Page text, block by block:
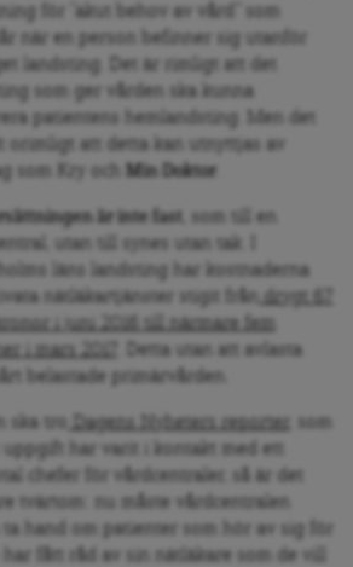
för ”akut behov av vård” som
när en person befinner sig utanför
landsting. Det är rimligt att det
som ger vården ska kunna
patientens hemlandsting. Men det
orimligt att detta kan utnyttjas av
som Kry och
Min Doktor
är inte fast
, som till en
utan till synes utan tak. I
läns landsting har kostnaderna
nätläkartjänster stigit från
drygt 67
i juni 2016 till närmare fem
i mars 2
. Detta utan att avlasta
belastade primärvården.
ska tro Dagens Nyheters reporter
har varit i kontakt med ett
chefer för vårdcentraler, så är det
tvärtom: nu måste vårdcentralen
ta hand om patienter som hör av sig för
har fått råd av sin nätläkare som de vill